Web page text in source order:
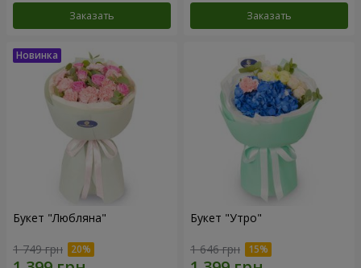
Заказать Заказать
Букет "Любляна"
1 749 грн
Букет "Утро"
1 646 грн